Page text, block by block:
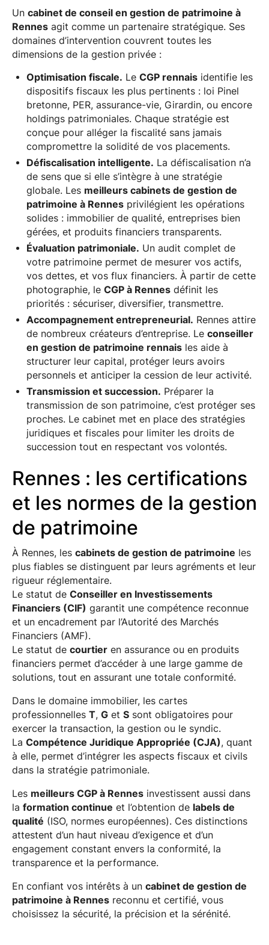
Un cabinet de conseil en gestion de patrimoine à
Rennesagit comme un partenaire stratégique. Ses
domaines d’intervention couvrent toutes les
dimensions de la gestion privée :
Optimisation fiscale. Le CGP rennaisidentifie les
dispositifs fiscaux les plus pertinents : loi Pinel
bretonne, PER, assurance-vie, Girardin, ou encore
holdings patrimoniales. Chaque stratégie est
conçue pour alléger la fiscalité sans jamais
compromettre la solidité de vos placements.
Défiscalisation intelligente. La défiscalisation n’a
de sens que si elle s’intègre à une stratégie
globale. Les meilleurs cabinets de gestion de
patrimoine à Rennesprivilégient les opérations
solides : immobilier de qualité, entreprises bien
gérées, et produits financiers transparents.
Évaluation patrimoniale. Un audit complet de
votre patrimoine permet de mesurer vos actifs,
vos dettes, et vos flux financiers. À partir de cette
photographie, le CGP à Rennesdéfinit les
priorités : sécuriser, diversifier, transmettre.
Accompagnement entrepreneurial. Rennes attire
de nombreux créateurs d’entreprise. Le conseiller
en gestion de patrimoine rennaisles aide à
structurer leur capital, protéger leurs avoirs
personnels et anticiper la cession de leur activité.
Transmission et succession. Préparer la
transmission de son patrimoine, c’est protéger ses
proches. Le cabinet met en place des stratégies
juridiques et fiscales pour limiter les droits de
succession tout en respectant vos volontés.
Rennes : les certifications
et les normes de la gestion
de patrimoine
À Rennes, les cabinets de gestion de patrimoine les
plus fiables se distinguent par leurs agréments et leur
rigueur réglementaire.
Le statut de Conseiller en Investissements
Financiers (CIF) garantit une compétence reconnue
et un encadrement par l’Autorité des Marchés
Financiers (AMF).
Le statut de courtieren assurance ou en produits
financiers permet d’accéder à une large gamme de
solutions, tout en assurant une totale conformité.
Dans le domaine immobilier, les cartes
professionnelles T, Get Ssont obligatoires pour
exercer la transaction, la gestion ou le syndic.
La Compétence Juridique Appropriée (CJA), quant
à elle, permet d’intégrer les aspects fiscaux et civils
dans la stratégie patrimoniale.
Les meilleurs CGP à Rennesinvestissent aussi dans
la formation continue et l’obtention de labels de
qualité (ISO, normes européennes). Ces distinctions
attestent d’un haut niveau d’exigence et d’un
engagement constant envers la conformité, la
transparence et la performance.
En confiant vos intérêts à un cabinet de gestion de
patrimoine à Rennesreconnu et certifié, vous
choisissez la sécurité, la précision et la sérénité.